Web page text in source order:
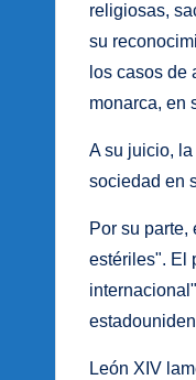
religiosas,
su
los casos de
monarca, en
A su juicio,
sociedad en
Por su
estériles". El
León XIV